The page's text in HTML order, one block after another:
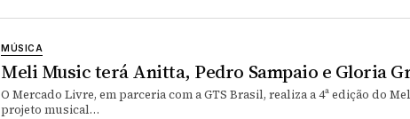
MÚSICA
Meli Music terá Anitta, Pedro Sampaio e Gloria
O Mercado Livre, em parceria com a GTS Brasil, realiza a 4ª edição do
projeto musical…